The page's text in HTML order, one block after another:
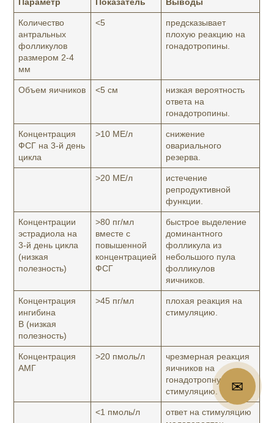
Количество
антральных
фолликулов
размером 2-4
мм
<5
предсказывает
плохую реакцию на
гонадотропины.
Объем яичников <5 см
низкая вероятность
ответа на
гонадотропины.
Концентрация
ФСГ на 3-й день
цикла
>10 МЕ/л
снижение
овариального
резерва.
>20 МЕ/л
истечение
репродуктивной
функции.
Концентрации
эстрадиола на
3-й день цикла
(низкая
полезность)
>80 пг/мл
вместе с
повышенной
концентрацией
ФСГ
быстрое выделение
доминантного
фолликула из
небольшого пула
фолликулов
яичников.
Концентрация
ингибина
В (низкая
полезность)
>45 пг/мл
плохая реакция на
стимуляцию.
Концентрация
АМГ
>20 пмоль/л
чрезмерная реакция
яичников на
гонадотропную
стимуляцию.
<1 пмоль/л
ответ на стимуляцию
✉